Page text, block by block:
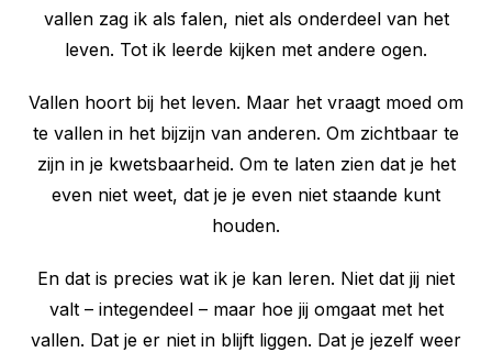
vallen zag ik als falen, niet als onderdeel van het
leven. Tot ik leerde kijken met andere ogen.
Vallen hoort bij het leven. Maar het vraagt moed om
te vallen in het bijzijn van anderen. Om zichtbaar te
zijn in je kwetsbaarheid. Om te laten zien dat je het
even niet weet, dat je je even niet staande kunt
houden.
En dat is precies wat ik je kan leren. Niet dat jij niet
valt – integendeel – maar hoe jij omgaat met het
vallen. Dat je er niet in blijft liggen. Dat je jezelf weer